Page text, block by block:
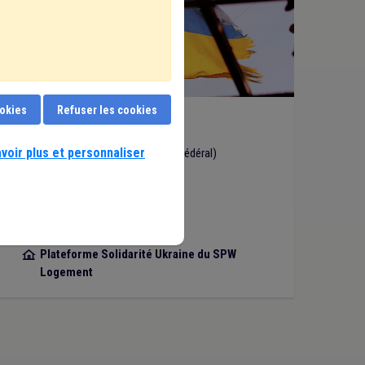
Informations générales
02/488.88.88.(Centre d'appel fédéral)
 Plateforme Solidarité Ukraine du SPW
Logement
Refuser les cookies
plus et personnaliser